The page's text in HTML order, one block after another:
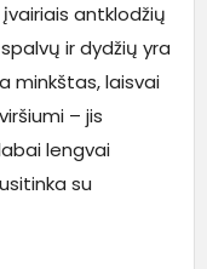
įvairiais antklodžių
ir dydžių yra
minkštas, laisvai
– jis
lengvai
su